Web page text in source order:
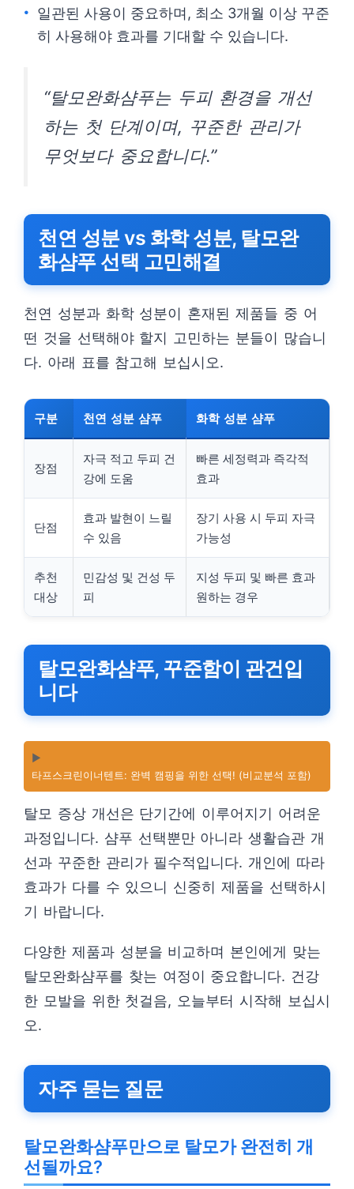
일관된 사용이 중요하며, 최소 3개월 이상 꾸준
히 사용해야 효과를 기대할 수 있습니다.
“탈모완화샴푸는 두피 환경을 개선
하는 첫 단계이며, 꾸준한 관리가
무엇보다 중요합니다.”
천연 성분 vs 화학 성분, 탈모완
화샴푸 선택 고민해결
천연 성분과 화학 성분이 혼재된 제품들 중 어
떤 것을 선택해야 할지 고민하는 분들이 많습니
다. 아래 표를 참고해 보십시오.
구분 천연 성분 샴푸 화학 성분 샴푸
장점
자극 적고 두피 건
강에 도움
빠른 세정력과 즉각적
효과
단점
효과 발현이 느릴
수 있음
장기 사용 시 두피 자극
가능성
추천
대상
민감성 및 건성 두
피
지성 두피 및 빠른 효과
원하는 경우
탈모완화샴푸, 꾸준함이 관건입
니다
▶️
타프스크린이너텐트: 완벽 캠핑을 위한 선택! (비교분석 포함)
탈모 증상 개선은 단기간에 이루어지기 어려운
과정입니다. 샴푸 선택뿐만 아니라 생활습관 개
선과 꾸준한 관리가 필수적입니다. 개인에 따라
효과가 다를 수 있으니 신중히 제품을 선택하시
기 바랍니다.
다양한 제품과 성분을 비교하며 본인에게 맞는
탈모완화샴푸를 찾는 여정이 중요합니다. 건강
한 모발을 위한 첫걸음, 오늘부터 시작해 보십시
오.
자주 묻는 질문
탈모완화샴푸만으로 탈모가 완전히 개
선될까요?